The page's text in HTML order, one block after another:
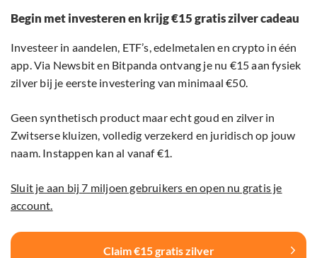
Begin met investeren en krijg €15 gratis zilver cadeau
Investeer in aandelen, ETF’s, edelmetalen en crypto in één
app. Via Newsbit en Bitpanda ontvang je nu €15 aan fysiek
zilver bij je eerste investering van minimaal €50.
Geen synthetisch product maar echt goud en zilver in
Zwitserse kluizen, volledig verzekerd en juridisch op jouw
naam. Instappen kan al vanaf €1.
Sluit je aan bij 7 miljoen gebruikers en open nu gratis je
account.
Claim €15 gratis zilver